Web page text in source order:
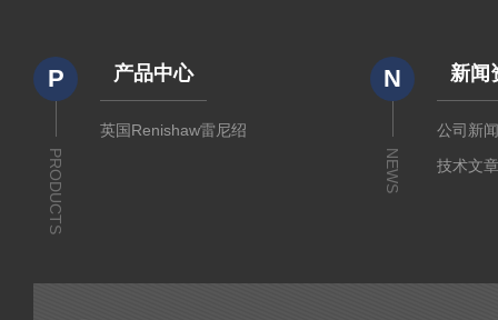
P
PRODUCTS
产品中心
英国Renishaw雷尼绍
N
NEWS
新闻
公司新
技术文